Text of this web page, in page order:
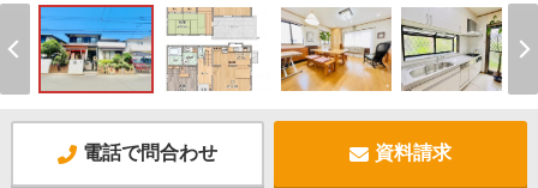
電話で問合わせ 資料請求